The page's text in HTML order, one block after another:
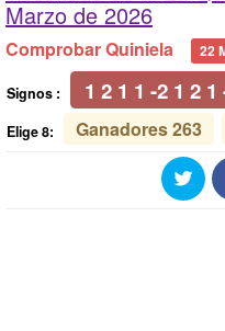
Marzo de 2026
Comprobar Quiniela 22
Signos : 1 2 1 1 -2 1 2
Elige 8: Ganadores 263